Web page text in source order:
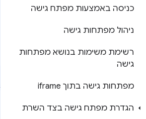
כניסה באמצעות מפתח גישה
ניהול מפתחות גישה
רשימת משימות בנושא מפתחות
גישה
מפתחות גישה בתוך iframe
הגדרת מפתח גישה בצד השרת